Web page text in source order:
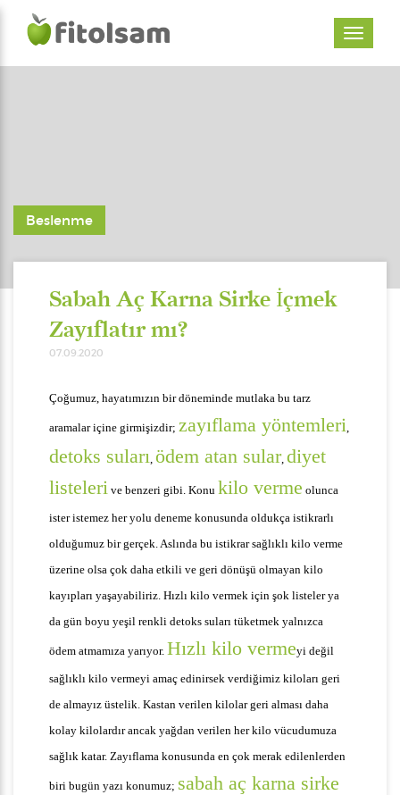
Beslenme
Sabah Aç Karna Sirke İçmek
Zayıflatır mı?
07.09.2020
Çoğumuz, hayatımızın bir döneminde mutlaka bu tarz
aramalar içine girmişizdir; zayıflama yöntemleri,
detoks suları, ödem atan sular, diyet
listeleri ve benzeri gibi. Konu kilo verme olunca
ister istemez her yolu deneme konusunda oldukça istikrarlı
olduğumuz bir gerçek. Aslında bu istikrar sağlıklı kilo verme
üzerine olsa çok daha etkili ve geri dönüşü olmayan kilo
kayıpları yaşayabiliriz. Hızlı kilo vermek için şok listeler ya
da gün boyu yeşil renkli detoks suları tüketmek yalnızca
ödem atmamıza yarıyor. Hızlı kilo vermeyi değil
sağlıklı kilo vermeyi amaç edinirsek verdiğimiz kiloları geri
de almayız üstelik. Kastan verilen kilolar geri alması daha
kolay kilolardır ancak yağdan verilen her kilo vücudumuza
sağlık katar. Zayıflama konusunda en çok merak edilenlerden
biri bugün yazı konumuz; sabah aç karna sirke